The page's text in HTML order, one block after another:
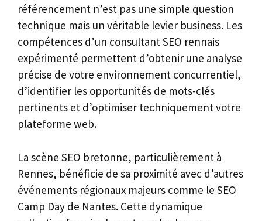
référencement n’est pas une simple question
technique mais un véritable levier business. Les
compétences d’un consultant SEO rennais
expérimenté permettent d’obtenir une analyse
précise de votre environnement concurrentiel,
d’identifier les opportunités de mots-clés
pertinents et d’optimiser techniquement votre
plateforme web.
La scène SEO bretonne, particulièrement à
Rennes, bénéficie de sa proximité avec d’autres
événements régionaux majeurs comme le SEO
Camp Day de Nantes. Cette dynamique